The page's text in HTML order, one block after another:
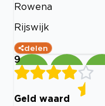
Rowena
Rijswijk
delen
9
Geld waard